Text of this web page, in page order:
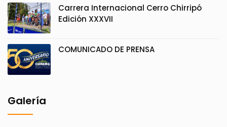
Carrera Internacional Cerro Chirripó
Edición XXXVII
COMUNICADO DE PRENSA
Galería